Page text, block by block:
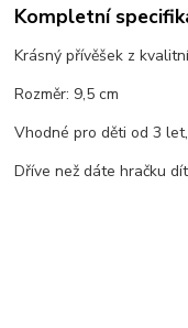
Kompletní
Krásný přívěšek z
Rozměr: 9,5 cm
Vhodné pro děti od 3
Dříve než dáte hračku